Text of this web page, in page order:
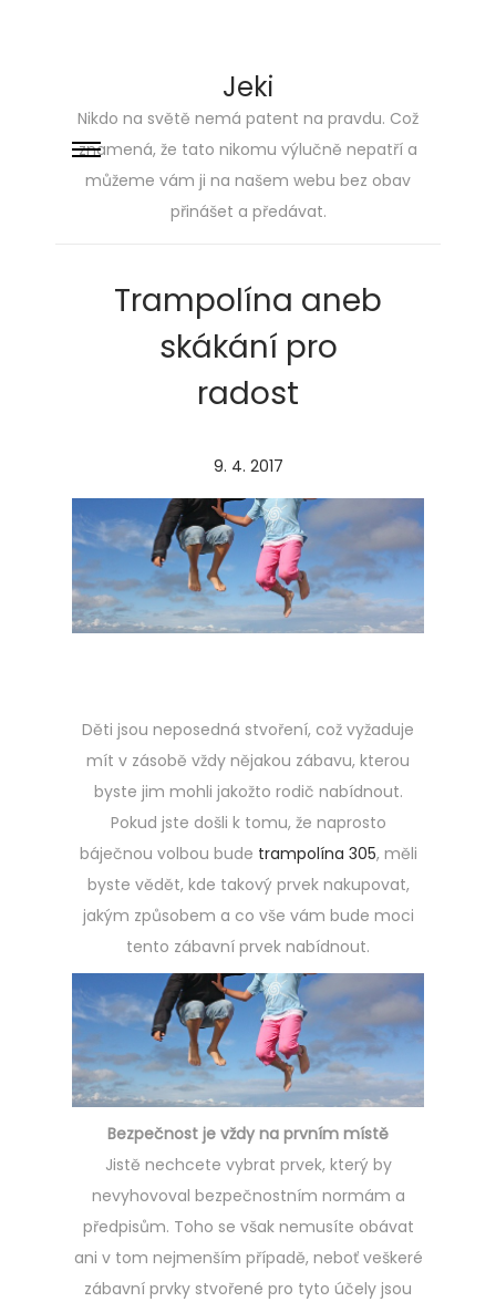
navigation
content
Jeki
Nikdo na světě nemá patent na pravdu. Což
znamená, že tato nikomu výlučně nepatří a
můžeme vám ji na našem webu bez obav
přinášet a předávat.
Trampolína aneb
skákání pro
radost
P
o
s
t
e
d
9. 4. 2017
.
5
2
0
Děti jsou neposedná stvoření, což vyžaduje
mít v zásobě vždy nějakou zábavu, kterou
byste jim mohli jakožto rodič nabídnout.
Pokud jste došli k tomu, že naprosto
báječnou volbou bude trampolína 305, měli
byste vědět, kde takový prvek nakupovat,
jakým způsobem a co vše vám bude moci
tento zábavní prvek nabídnout.
Bezpečnost je vždy na prvním místě
Jistě nechcete vybrat prvek, který by
nevyhovoval bezpečnostním normám a
předpisům. Toho se však nemusíte obávat
ani v tom nejmenším případě, neboť veškeré
zábavní prvky stvořené pro tyto účely jsou